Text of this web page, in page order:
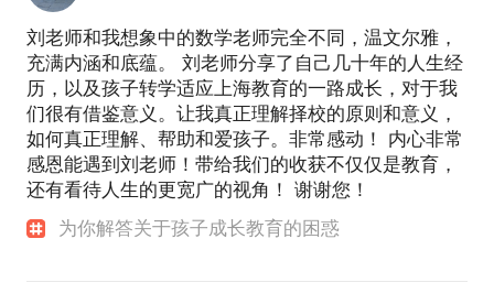
刘老师和我想象中的数学老师完全不同，温文尔雅，
充满内涵和底蕴。 刘老师分享了自己几十年的人生经
历，以及孩子转学适应上海教育的一路成长，对于我
们很有借鉴意义。让我真正理解择校的原则和意义，
如何真正理解、帮助和爱孩子。非常感动！ 内心非常
感恩能遇到刘老师！带给我们的收获不仅仅是教育，
还有看待人生的更宽广的视角！ 谢谢您！
为你解答关于孩子成长教育的困惑